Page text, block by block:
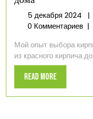
5 декабря 20245
|
0 Комментариев |
Мой опыт выбора
из красного кирпича
Read MoreRead
More